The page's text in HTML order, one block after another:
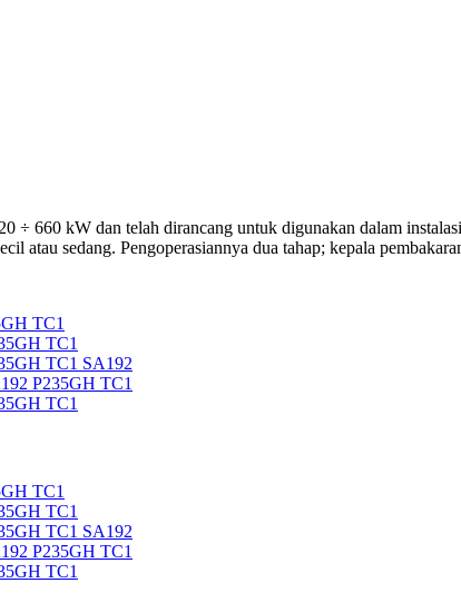
÷ 660 kW dan telah dirancang untuk digunakan dalam
atau sedang. Pengoperasiannya dua tahap; kepala
TC1
TC1
TC1 SA192
P235GH TC1
TC1
TC1
TC1
TC1 SA192
P235GH TC1
TC1